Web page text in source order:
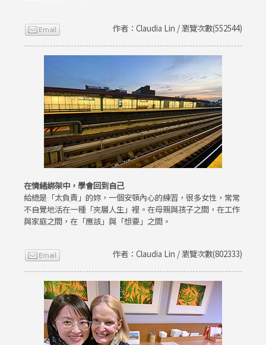
作者：Claudia Lin / 瀏覽次數(552544)
在情緒綁架中，學會回到自己
給總是「太負責」的妳，一個安頓內心的練習，很多女性，常常
不自覺地活在一種「夾層人生」裡。在母親與孩子之間，在工作
與家庭之間，在「應該」與「想要」之間。
作者：Claudia Lin / 瀏覽次數(802333)